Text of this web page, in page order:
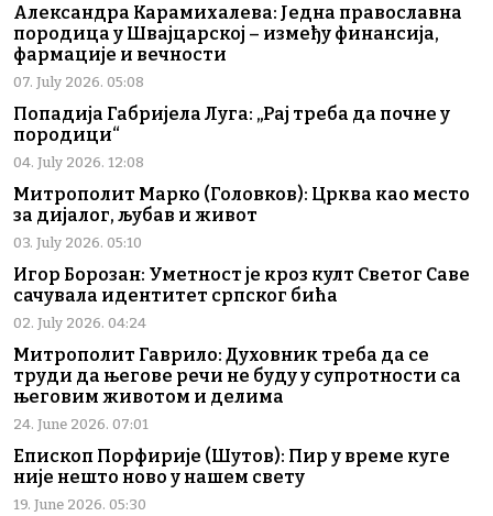
Александра Карамихалева: Једна православна
породица у Швајцарској – између финансија,
фармације и вечности
07. July 2026. 05:08
Попадија Габријела Луга: „Рај треба да почне у
породици“
04. July 2026. 12:08
Митрополит Марко (Головков): Црква као место
за дијалог, љубав и живот
03. July 2026. 05:10
Игор Борозан: Уметност је кроз култ Светог Саве
сачувала идентитет српског бића
02. July 2026. 04:24
Митрополит Гаврило: Духовник треба да се
труди да његове речи не буду у супротности са
његовим животом и делима
24. June 2026. 07:01
Епископ Порфирије (Шутов): Пир у време куге
није нешто ново у нашем свету
19. June 2026. 05:30